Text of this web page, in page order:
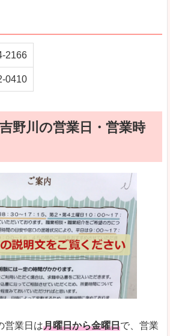
2166
0410
野川の営業日・営業時
営業日は月曜日から金曜日で、営業